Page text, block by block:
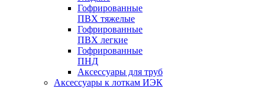
Гофрированные
ПВХ тяжелые
Гофрированные
ПВХ легкие
Гофрированные
ПНД
Аксессуары для труб
Аксессуары к лоткам ИЭК